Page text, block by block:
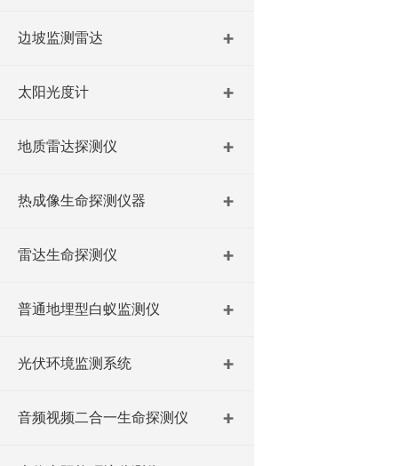
边坡监测雷达
太阳光度计
地质雷达探测仪
热成像生命探测仪器
雷达生命探测仪
普通地埋型白蚁监测仪
光伏环境监测系统
音频视频二合一生命探测仪